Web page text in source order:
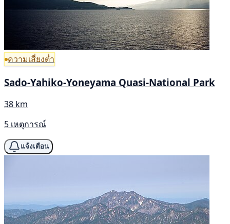
ความเสี่ยงต่ำ
Sado-Yahiko-Yoneyama Quasi-National Park
38 km
5 เหตุการณ์
แจ้งเตือน